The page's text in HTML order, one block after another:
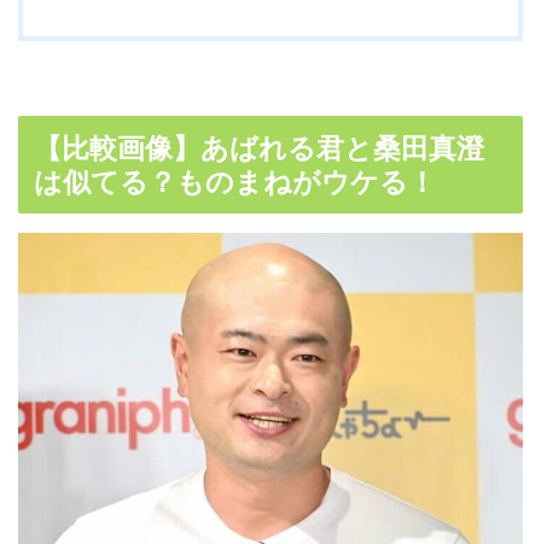
【比較画像】あばれる君と桑田真澄
は似てる？ものまねがウケる！